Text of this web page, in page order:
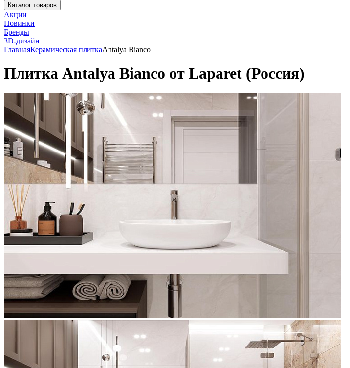
Каталог товаров
Акции
Новинки
Бренды
3D-дизайн
ГлавнаяКерамическая плиткаAntalya Bianco
Плитка Antalya Bianco от Laparet (Россия)